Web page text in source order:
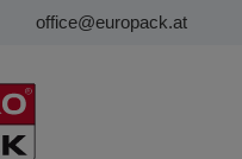
office@europack.at